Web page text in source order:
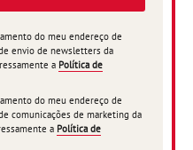
do meu endereço de
envio de newsletters da
a Política de
do meu endereço de
comunicações de marketing da
a Política de